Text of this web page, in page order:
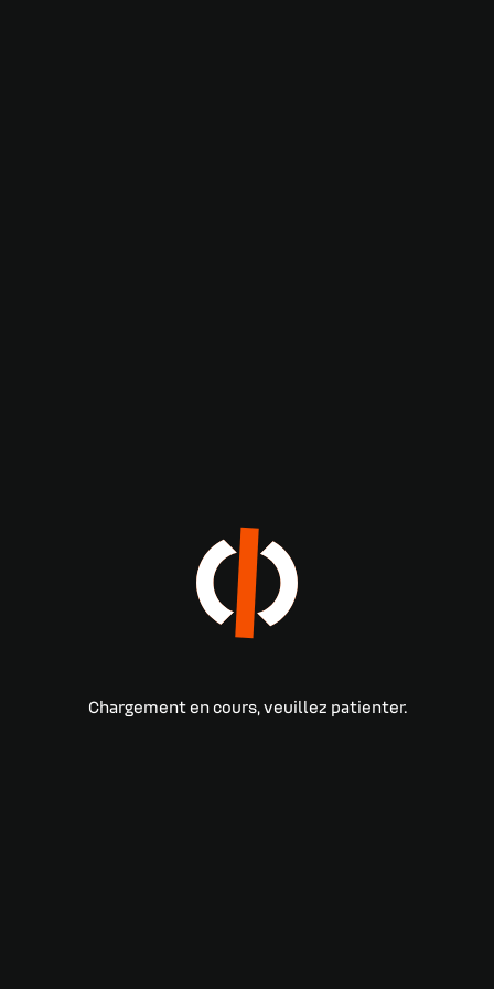
Chargement en cours, veuillez patienter.